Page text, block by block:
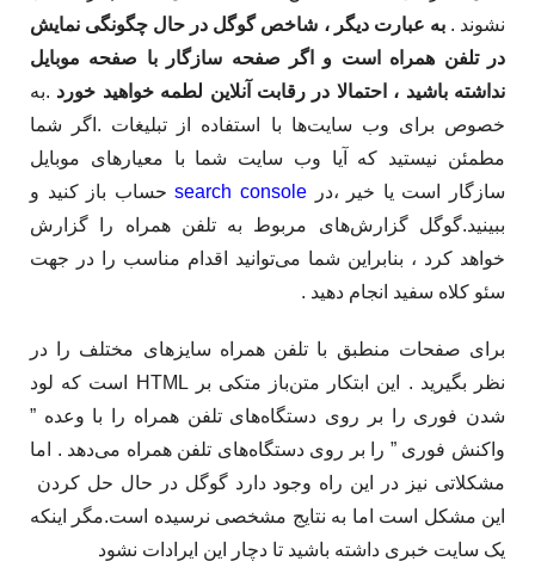
نشوند .به عبارت دیگر ، شاخص گوگل در حال چگونگی نمایش
در تلفن همراه است و اگر صفحه سازگار با صفحه موبایل
نداشته باشید ، احتمالا در رقابت آنلاین لطمه خواهید خورد .به
خصوص برای وب سایت‌ها با استفاده از تبلیغات .اگر شما
مطمئن نیستید که آیا وب سایت شما با معیارهای موبایل
سازگار است یا خیر ،در search consoleحساب باز کنید و
ببینید.گوگل گزارش‌های مربوط به تلفن همراه را گزارش
خواهد کرد ، بنابراین شما می‌توانید اقدام مناسب را در جهت
سئو کلاه سفید انجام دهید . ​
برای صفحات منطبق با تلفن همراه سایزهای مختلف را در
نظر بگیرید . این ابتکار متن‌باز متکی بر HTML است که لود
شدن فوری را بر روی دستگاه‌های تلفن همراه را با وعده ”
واکنش فوری ” را بر روی دستگاه‌های تلفن همراه می‌دهد . اما
مشکلاتی نیز در این راه وجود دارد گوگل در حال حل کردن
این مشکل است اما به نتایج مشخصی نرسیده است.مگر اینکه
یک سایت خبری داشته باشید تا دچار این ایرادات نشود